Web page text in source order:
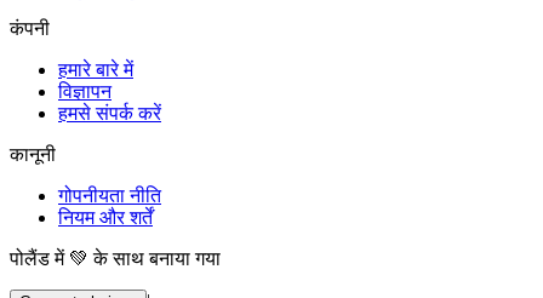
कंपनी
हमारे बारे में
विज्ञापन
हमसे संपर्क करें
कानूनी
गोपनीयता नीति
नियम और शर्तें
पोलैंड में 💚 के साथ बनाया गया